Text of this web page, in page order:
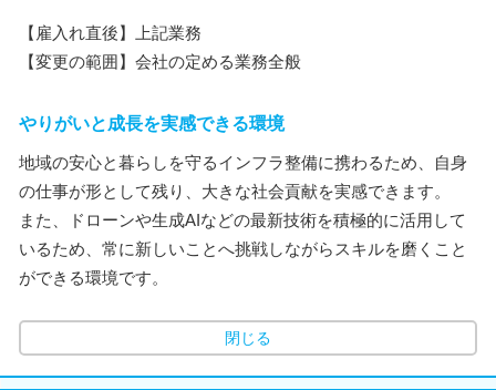
【雇入れ直後】上記業務
【変更の範囲】会社の定める業務全般
やりがいと成長を実感できる環境
地域の安心と暮らしを守るインフラ整備に携わるため、自身
の仕事が形として残り、大きな社会貢献を実感できます。
また、ドローンや生成AIなどの最新技術を積極的に活用して
いるため、常に新しいことへ挑戦しながらスキルを磨くこと
ができる環境です。
閉じる